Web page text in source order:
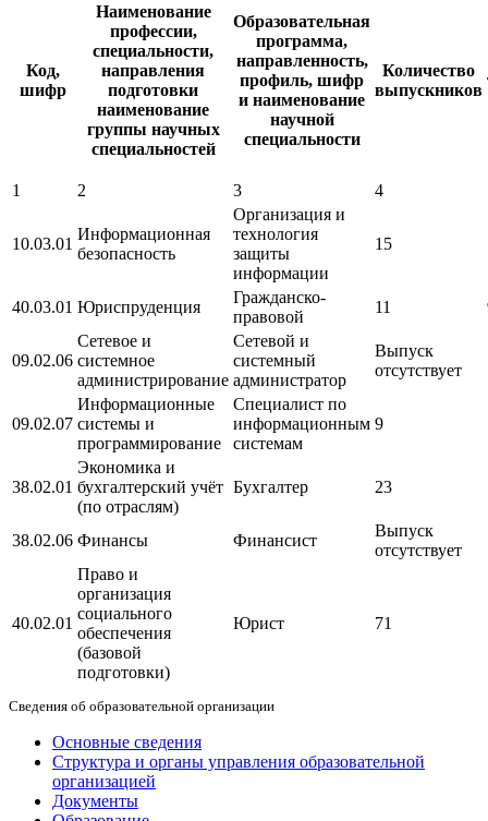
Код,
шифр
Наименование
профессии,
специальности,
направления
подготовки
наименование
группы научных
специальностей
Образовательная
программа,
направленность,
профиль, шифр
и наименование
научной
специальности
Количество
выпускников
1 2 3 4
10.03.01
Информационная
безопасность
Организация и
технология
защиты
информации
15
40.03.01 Юриспруденция
Гражданско-
правовой
11
09.02.06
Сетевое и
системное
администрирование
Сетевой и
системный
администратор
Выпуск
отсутствует
09.02.07
Информационные
системы и
программирование
Специалист по
информационным
системам
9
38.02.01
Экономика и
бухгалтерский учёт
(по отраслям)
Бухгалтер 23
38.02.06 Финансы Финансист
Выпуск
отсутствует
40.02.01
Право и
организация
социального
обеспечения
(базовой
подготовки)
Юрист 71
Сведения об образовательной организации
Основные сведения
Структура и органы управления образовательной
организацией
Документы